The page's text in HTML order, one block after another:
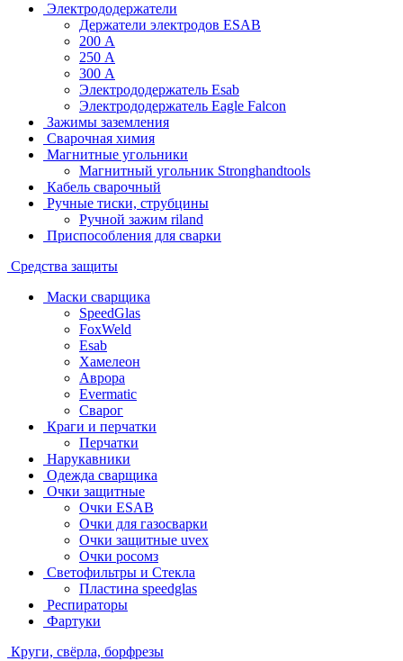
Электрододержатели
Держатели электродов ESAB
200 А
250 А
300 А
Электрододержатель Esab
Электрододержатель Eagle Falcon
Зажимы заземления
Сварочная химия
Магнитные угольники
Магнитный угольник Stronghandtools
Кабель сварочный
Ручные тиски, струбцины
Ручной зажим riland
Приспособления для сварки
Средства защиты
Маски сварщика
SpeedGlas
FoxWeld
Esab
Хамелеон
Аврора
Evermatic
Сварог
Краги и перчатки
Перчатки
Нарукавники
Одежда сварщика
Очки защитные
Очки ESAB
Очки для газосварки
Очки защитные uvex
Очки росомз
Светофильтры и Стекла
Пластина speedglas
Респираторы
Фартуки
Круги, свёрла, борфрезы